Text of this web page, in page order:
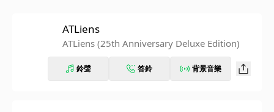
ATLiens
ATLiens (25th Anniversary Deluxe Edition)
鈴聲 答鈴 背景音樂